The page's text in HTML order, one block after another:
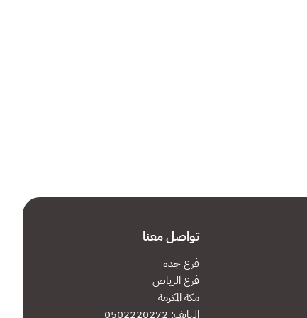
تواصل معنا
فرع جدة
فرع الرياض
مكة المكرمة
الهاتف: 0502220272